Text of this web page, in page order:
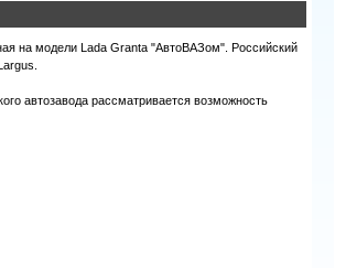
на модели Lada Granta "АвтоВАЗом". Российский
автозавода рассматривается возможность